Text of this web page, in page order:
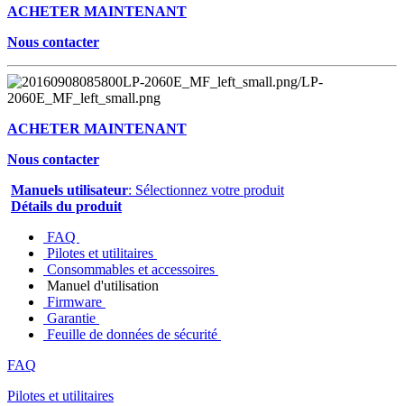
ACHETER MAINTENANT
Nous contacter
ACHETER MAINTENANT
Nous contacter
Manuels utilisateur: Sélectionnez votre produit
Détails du produit
FAQ
Pilotes et utilitaires
Consommables et accessoires
Manuel d'utilisation
Firmware
Garantie
Feuille de données de sécurité
FAQ
Pilotes et utilitaires